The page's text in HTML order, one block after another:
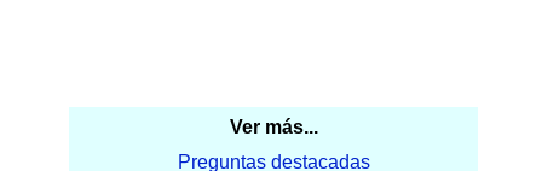
Ver más...
Preguntas destacadas